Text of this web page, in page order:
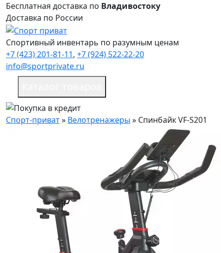
Бесплатная доставка по Владивостоку
Доставка по России
Спортивный инвентарь по разумным ценам
+7 (423) 201-81-11, +7 (924) 522-22-20
info@sportprivate.ru
Спорт-приват» Велотренажеры » Спинбайк VF-S201